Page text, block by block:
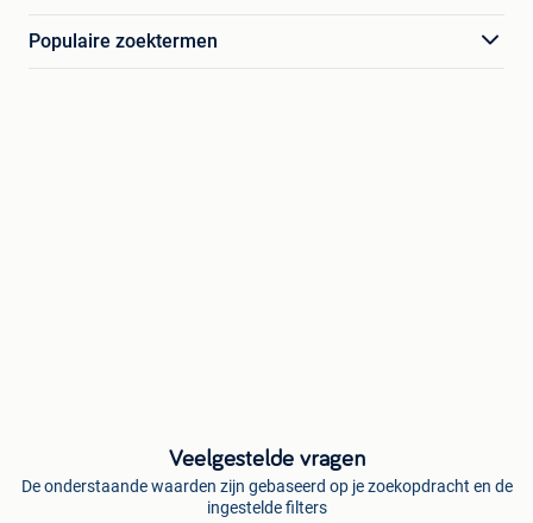
Populaire zoektermen
Veelgestelde vragen
De onderstaande waarden zijn gebaseerd op je zoekopdracht en de
ingestelde filters